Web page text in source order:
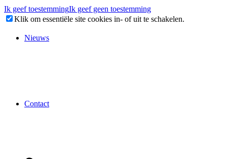
Nieuws
Contact
Ik geef toestemmingIk geef geen toestemming
Klik om essentiële site cookies in- of uit te schakelen.